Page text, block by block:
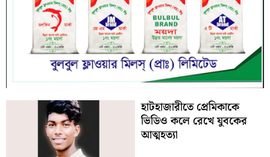
হাটহাজারীতে প্রেমিকাকে
ভিডিও কলে রেখে যুবকের
আত্মহত্যা